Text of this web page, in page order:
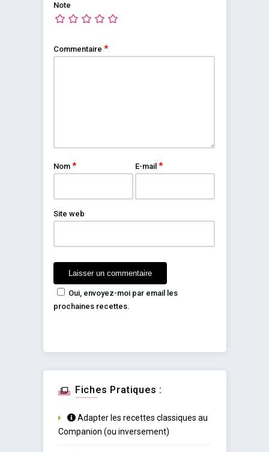
Note
Commentaire *
Nom * E-mail*
Site web
Oui, envoyez-moi par email les
prochaines recettes.
Fiches Pratiques :
Adapter les recettes classiques au
Companion (ou inversement)